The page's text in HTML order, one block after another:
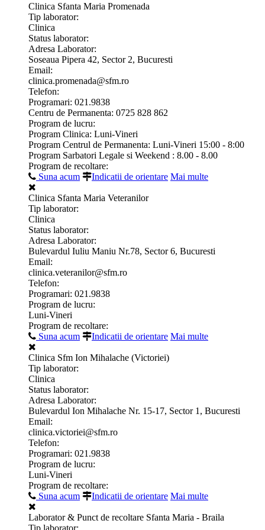
Clinica Sfanta Maria Promenada
Tip laborator:
Clinica
Status laborator:
Adresa Laborator:
Soseaua Pipera 42, Sector 2, Bucuresti
Email:
clinica.promenada@sfm.ro
Telefon:
Programari: 021.9838
Centru de Permanenta: 0725 828 862
Program de lucru:
Program Clinica: Luni-Vineri
Program Centrul de Permanenta: Luni-Vineri 15:00 - 8:00
Program Sarbatori Legale si Weekend : 8.00 - 8.00
Program de recoltare:
Suna acum
Indicatii de orientare Mai multe
Clinica Sfanta Maria Veteranilor
Tip laborator:
Clinica
Status laborator:
Adresa Laborator:
Bulevardul Iuliu Maniu Nr.78, Sector 6, Bucuresti
Email:
clinica.veteranilor@sfm.ro
Telefon:
Programari: 021.9838
Program de lucru:
Luni-Vineri
Program de recoltare:
Suna acum
Indicatii de orientare Mai multe
Clinica Sfm Ion Mihalache (Victoriei)
Tip laborator:
Clinica
Status laborator:
Adresa Laborator:
Bulevardul Ion Mihalache Nr. 15-17, Sector 1, Bucuresti
Email:
clinica.victoriei@sfm.ro
Telefon:
Programari: 021.9838
Program de lucru:
Luni-Vineri
Program de recoltare:
Suna acum
Indicatii de orientare Mai multe
Laborator & Punct de recoltare Sfanta Maria - Braila
Tip laborator: